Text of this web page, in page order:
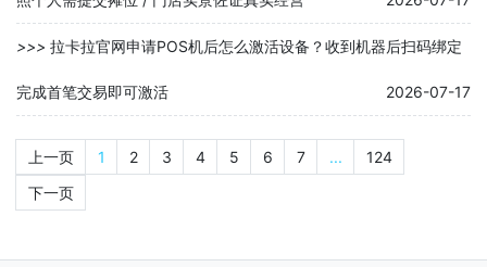
>>> 拉卡拉官网申请POS机后怎么激活设备？收到机器后扫码绑定
完成首笔交易即可激活 2026-07-17
上一页 1 2 3 4 5 6 7 ...
124
下一页